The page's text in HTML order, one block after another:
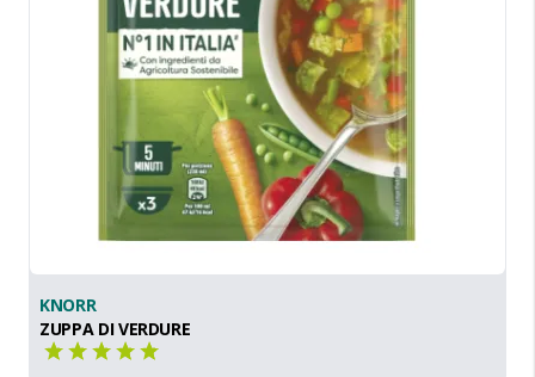
KNORR
ZUPPA DI VERDURE